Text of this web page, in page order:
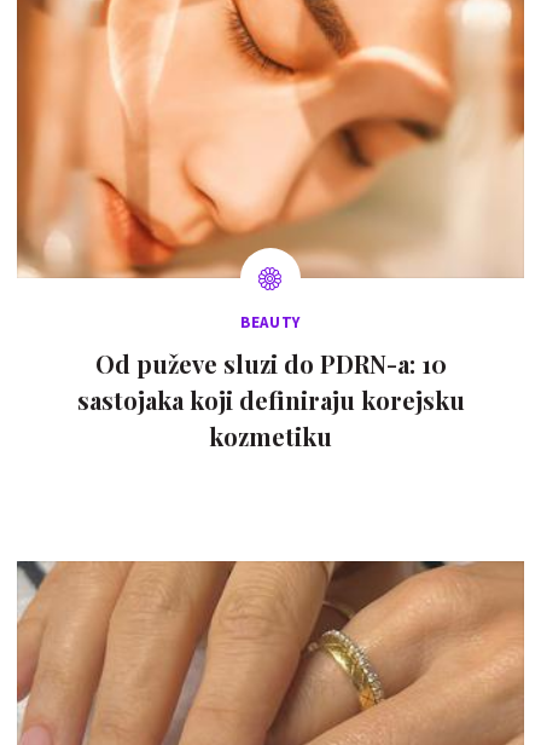
BEAUTY
Od puževe sluzi do PDRN-a: 10
sastojaka koji definiraju korejsku
kozmetiku